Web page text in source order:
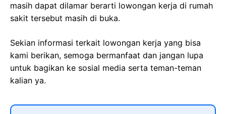
masih dapat dilamar berarti lowongan kerja di rumah
sakit tersebut masih di buka.
Sekian informasi terkait lowongan kerja yang bisa
kami berikan, semoga bermanfaat dan jangan lupa
untuk bagikan ke sosial media serta teman-teman
kalian ya.